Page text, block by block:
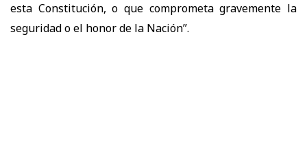
esta Constitución, o que comprometa gravemente la
seguridad o el honor de la Nación”.